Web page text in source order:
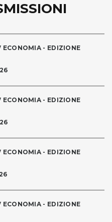
ECONOMIA - EDIZIONE
ECONOMIA - EDIZIONE
ECONOMIA - EDIZIONE
ECONOMIA - EDIZIONE